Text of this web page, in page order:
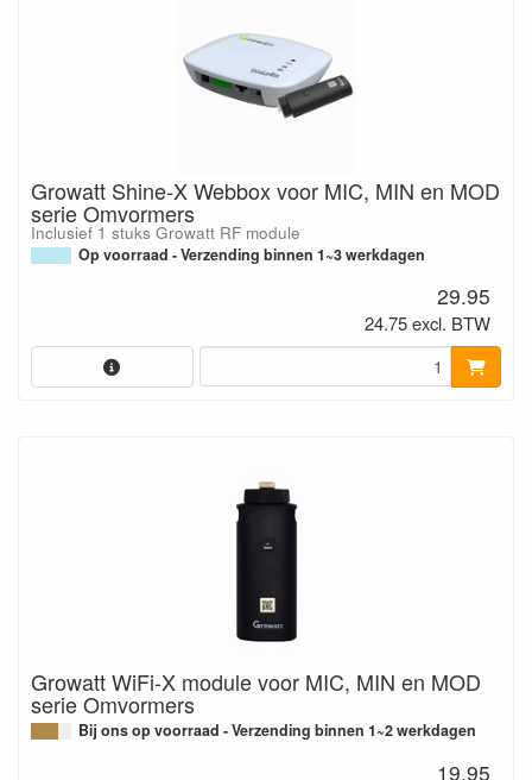
Growatt Shine-X Webbox voor MIC, MIN en MOD
serie Omvormers
Inclusief 1 stuks Growatt RF module
Op voorraad - Verzending binnen 1~3 werkdagen
29.95
24.75 excl. BTW
Growatt WiFi-X module voor MIC, MIN en MOD
serie Omvormers
Bij ons op voorraad - Verzending binnen 1~2 werkdagen
19.95